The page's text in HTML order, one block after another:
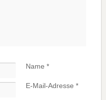
Name *
E-Mail-Adresse *